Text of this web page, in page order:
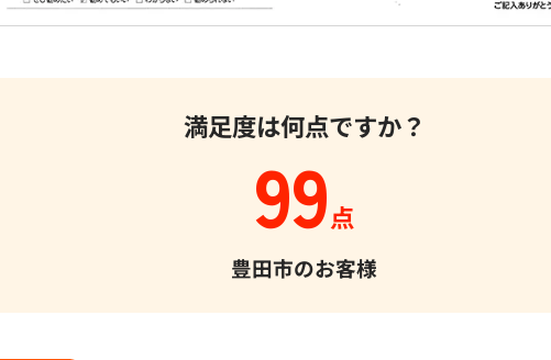
満足度は何点ですか？
99点
豊田市のお客様